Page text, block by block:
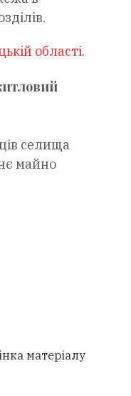
області.
селища
майно
матеріалу